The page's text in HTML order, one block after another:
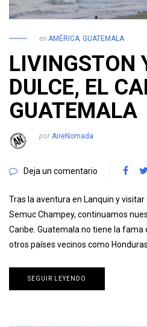
en AMÉRICA, GUATEMALA
LIVINGSTON
DULCE, EL
GUATEMALA
por AireNomada
Deja un comentario
Tras la aventura en Lanquin y
Semuc Champey, continuamos
Caribe. Guatemala no tiene la fama
otros países vecinos como Honduras
SEGUIR LEYENDO